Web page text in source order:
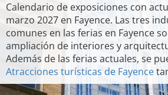
Calendario de exposiciones con
marzo 2027 en Fayence. Las tres
comunes en las ferias en Fayence
ampliación de interiores y
Además de las ferias actuales, se
Atracciones turísticas de Fayence